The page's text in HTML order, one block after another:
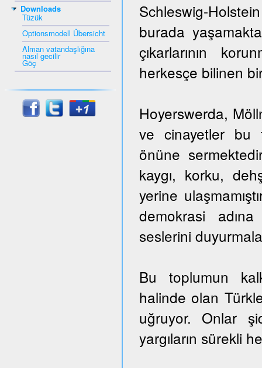
Downloads
Tüzük
Optionsmodell Übersicht
Alman vatandaşlığına
nasıl gecilir
Göç
Schleswig-
burada
çıkarlarının
herkesçe bilinen
Hoyerswerda,
ve cinayetler bu
önüne
kaygı, korku,
yerine
demokrasi
seslerini
Bu toplumun
halinde olan
uğruyor. Onlar
yargıların sürekli